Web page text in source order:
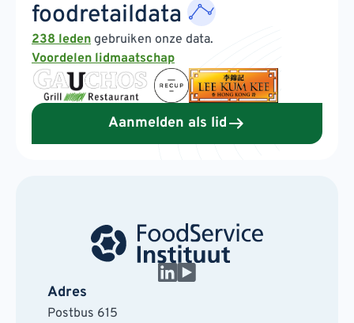
foodretaildata
238 leden gebruiken onze data.
Voordelen lidmaatschap
Aanmelden als lid
Adres
Postbus 615